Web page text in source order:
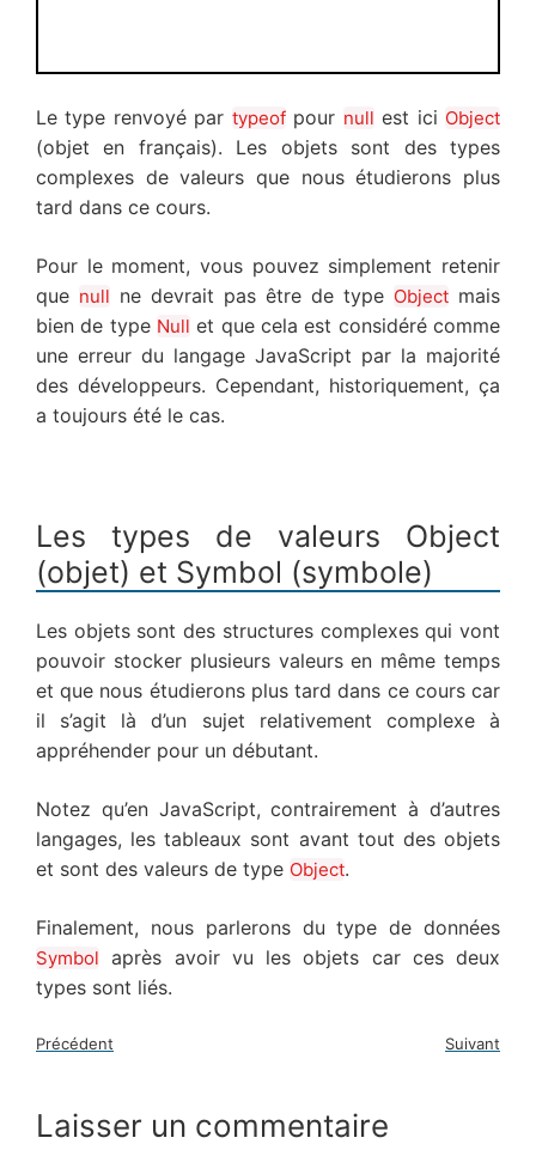
Le type renvoyé par typeofpour null est iciObject
(objet en français). Les objets sont des types
complexes de valeurs que nous étudierons plus
tard dans ce cours.
Pour le moment, vous pouvez simplement retenir
que null ne devrait pas être de type Object mais
bien de type Null et que cela est considéré comme
une erreur du langage JavaScript par la majorité
des développeurs. Cependant, historiquement, ça
a toujours été le cas.
Les types de valeurs Object
(objet) et Symbol (symbole)
Les objets sont des structures complexes qui vont
pouvoir stocker plusieurs valeurs en même temps
et que nous étudierons plus tard dans ce cours car
il s’agit là d’un sujet relativement complexe à
appréhender pour un débutant.
Notez qu’en JavaScript, contrairement à d’autres
langages, les tableaux sont avant tout des objets
et sont des valeurs de type Object.
Finalement, nous parlerons du type de données
Symbol après avoir vu les objets car ces deux
types sont liés.
Précédent Suivant
Laisser un commentaire